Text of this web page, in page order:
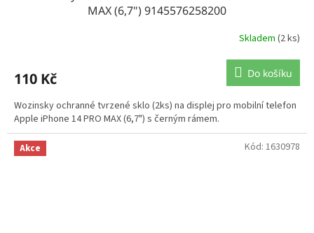
MAX (6,7") 9145576258200
Skladem (2 ks)
110 Kč Do košíku
Wozinsky ochranné tvrzené sklo (2ks) na displej pro mobilní telefon
Apple iPhone 14 PRO MAX (6,7") s černým rámem.
Akce Kód: 1630978